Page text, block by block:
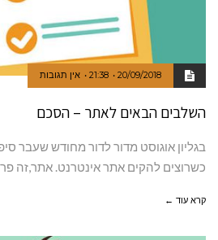
20/09/2018
21:38 אין תגובות
השלבים הבאים לאתר – הסכם
בגליון אוגוסט מדור לדור מחודש שעבר
כשרוצים להקים אתר אינטרנט. אתר,זה
קרא עוד ←